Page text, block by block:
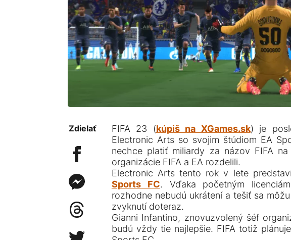
Zdielať FIFA 23 (kúpiš na XGames.sk) je
Electronic Arts so svojim štúdiom EA
nechce platiť miliardy za názov FIFA
organizácie FIFA a EA rozdelili.
Electronic Arts tento rok v lete
Sports FC. Vďaka početným
rozhodne nebudú ukrátení a tešiť sa
zvyknutí doteraz.
Gianni Infantino, znovuzvolený šéf
budú vždy tie najlepšie. FIFA totiž